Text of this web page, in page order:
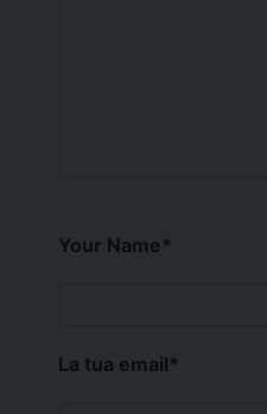
Your Name*
La tua email*